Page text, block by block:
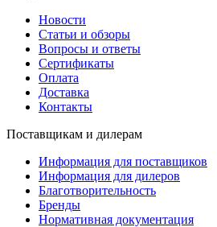
Новости
Статьи и обзоры
Вопросы и ответы
Сертификаты
Оплата
Доставка
Контакты
Поставщикам и дилерам
Информация для поставщиков
Информация для дилеров
Благотворительность
Бренды
Нормативная документация